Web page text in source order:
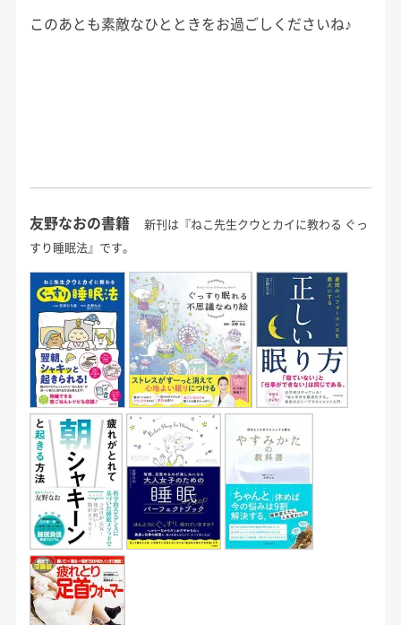
このあとも素敵なひとときをお過ごしくださいね♪
友野なおの書籍
新刊は『ねこ先生クウとカイに教わる ぐっ
すり睡眠法』です。